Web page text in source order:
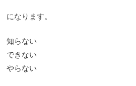
になります。
知らない
できない
やらない